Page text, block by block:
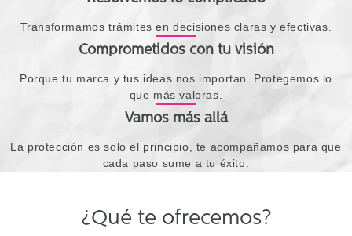
Transformamos trámites en decisiones claras y efectivas.
Comprometidos con tu visión
Porque tu marca y tus ideas nos importan. Protegemos lo
que más valoras.
Vamos más allá
La protección es solo el principio, te acompañamos para que
cada paso sume a tu éxito.
¿Qué te ofrecemos?